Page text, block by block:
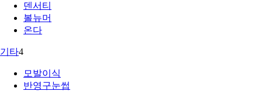
덴서티
볼뉴머
온다
기타4
모발이식
반영구눈썹